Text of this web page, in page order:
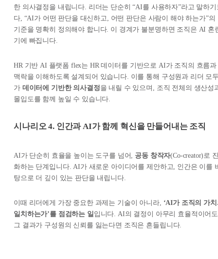
한 의사결정을 내립니다. 리더는 단순히 “AI를 사용하자”라고 말하기
다, “AI가 어떤 판단을 대신하고, 어떤 판단은 사람이 해야 하는가”의
기준을 명확히 정의해야 합니다. 이 경계가 불분명하면 조직은 AI 혼
기에 빠집니다.
HR 기반 AI 플랫폼 flex는 HR 데이터를 기반으로 AI가 조직의 흐름과
맥락을 이해하도록 설계되어 있습니다. 이를 통해 구성원과 리더 모
가 데이터에 기반한 의사결정을 내릴 수 있으며, 조직 전체의 생산성
몰입도를 함께 높일 수 있습니다.
시나리오 4. 인간과 AI가 함께 혁신을 만들어내는 조직
AI가 단순히 효율을 높이는 도구를 넘어, 공동 창작자(Co-creator)로
화하는 단계입니다. AI가 새로운 아이디어를 제안하고, 인간은 이를
탕으로 더 깊이 있는 판단을 내립니다.
이때 리더에게 가장 중요한 과제는 기술이 아니라, ‘AI가 조직의 가
일치하는가’를 점검하는 일 입니다. AI의 결정이 아무리 효율적이어
그 결과가 구성원의 신뢰를 잃는다면 조직은 흔들립니다.